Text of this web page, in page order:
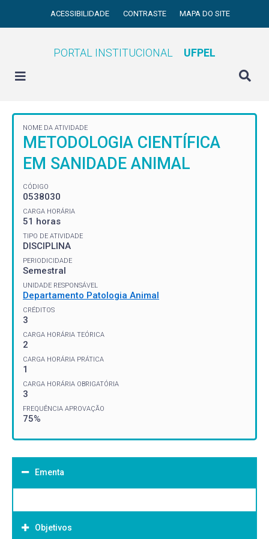
ACESSIBILIDADE CONTRASTE MAPA DO SITE
PORTAL INSTITUCIONAL UFPEL
NOME DA ATIVIDADE
METODOLOGIA CIENTÍFICA
EM SANIDADE ANIMAL
CÓDIGO
0538030
CARGA HORÁRIA
51 horas
TIPO DE ATIVIDADE
DISCIPLINA
PERIODICIDADE
Semestral
UNIDADE RESPONSÁVEL
Departamento Patologia Animal
CRÉDITOS
3
CARGA HORÁRIA TEÓRICA
2
CARGA HORÁRIA PRÁTICA
1
CARGA HORÁRIA OBRIGATÓRIA
3
FREQUÊNCIA APROVAÇÃO
75%
Ementa
Objetivos